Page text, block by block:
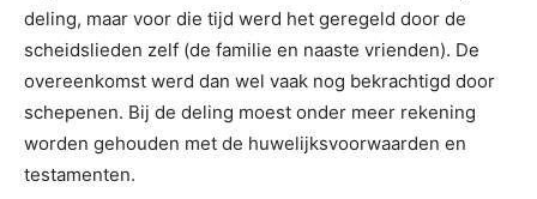
deling, maar voor die tijd werd het geregeld door de
scheidslieden zelf (de familie en naaste vrienden). De
overeenkomst werd dan wel vaak nog bekrachtigd door
schepenen. Bij de deling moest onder meer rekening
worden gehouden met de huwelijksvoorwaarden en
testamenten.